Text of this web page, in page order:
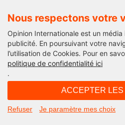
Nous respectons votre
Opinion Internationale est un
publicité. En poursuivant votre
l’utilisation de Cookies. Pour en
politique de confidentialité ici
.
ACCEPTER LES
Refuser Je paramètre mes choix
L'avis des bêtes
Nourrir 9 milliards